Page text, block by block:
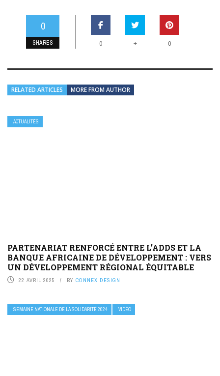
0
SHARES 0 + 0
RELATED ARTICLES MORE FROM AUTHOR
ACTUALITÉS
PARTENARIAT RENFORCÉ ENTRE L’ADDS ET LA
BANQUE AFRICAINE DE DÉVELOPPEMENT : VERS
UN DÉVELOPPEMENT RÉGIONAL ÉQUITABLE
22 AVRIL 2025 BY CONNEX DESIGN
SEMAINE NATIONALE DE LA SOLIDARITÉ 2024 VIDÉO